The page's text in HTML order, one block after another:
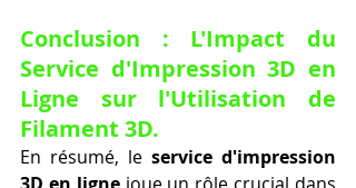
Service d'Impression 3D en
Ligne sur l'Utilisation de
Filament 3D.
En résumé, le service d'impression